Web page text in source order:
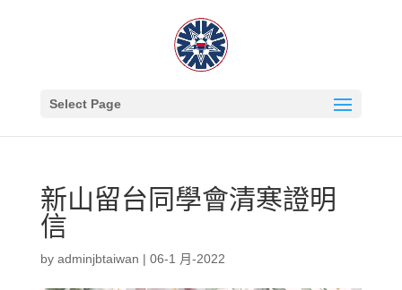
Select Page
新山留台同學會清寒證明
信
by adminjbtaiwan | 06-1 月-2022